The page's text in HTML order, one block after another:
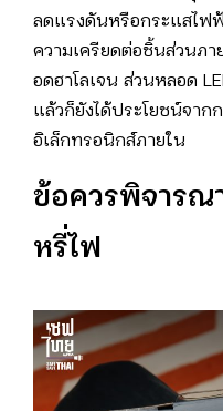
ลดแรงดันหรือกระแสไฟ
ความเครียดต่อชิ้นส่วนภา
อดฮาโลเจน ส่วนหลอด
แล้วก็ยังได้ประโยชน์จาก
อิเล็กทรอนิกส์ภายใน
ข้อควรพิจารณ
หรี่ไฟ